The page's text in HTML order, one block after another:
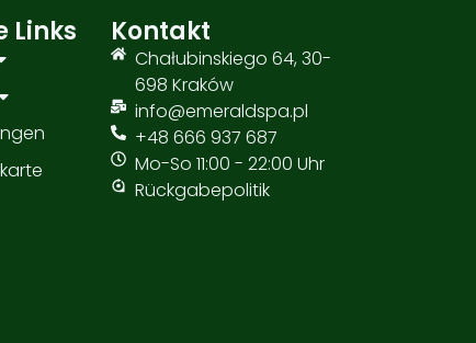
Links Kontakt
Chałubinskiego 64, 30-
698 Kraków
info@emeraldspa.pl
+48 666 937 687
Mo-So 11:00 - 22:00 Uhr
Rückgabepolitik